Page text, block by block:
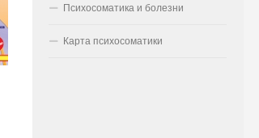
Психосоматика и болезни
Карта психосоматики